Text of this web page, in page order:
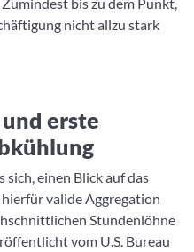
nicht allzu stark
erste
sich, einen Blick auf das
valide Aggregation
Stundenlöhne
vom U.S. Bureau